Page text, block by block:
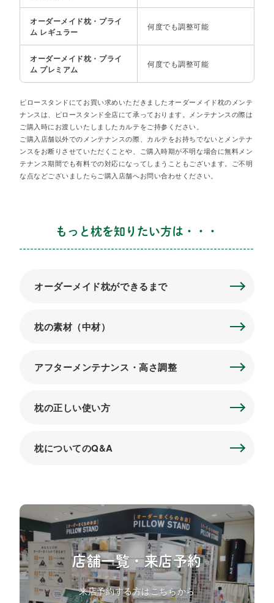
オーダーメイド枕・プライ
ム レギュラー​
何度でも調整可能
オーダーメイド枕・プライ
ム プレミアム​
何度でも調整可能
ピロースタンドにてお買い求めいただきましたオーダーメイド枕のメンテ
ナンスは、ピロースタンド全店にて承っております。メンテナンスの際は
ご購入時にお渡しいたしましたカルテをご持参ください。
ご購入店舗以外でのメンテナンスの際、カルテをお持ちでないとメンテナ
ンスをお断りさせていただくことや、ご購入時期が不明な場合に無料メン
テナンス期間でも有料での対応になってしまうこともございます。ご不明
な点などございましたらご購入店舗へお問い合わせください。
もっと枕を知りたい方は・・・
オーダーメイド枕ができるまで
枕の素材（中材）
アフターメンテナンス・高さ調整
枕の正しい使い方
枕についてのQ&A
店舗一覧・来店予約
来店予約する方はこちらから